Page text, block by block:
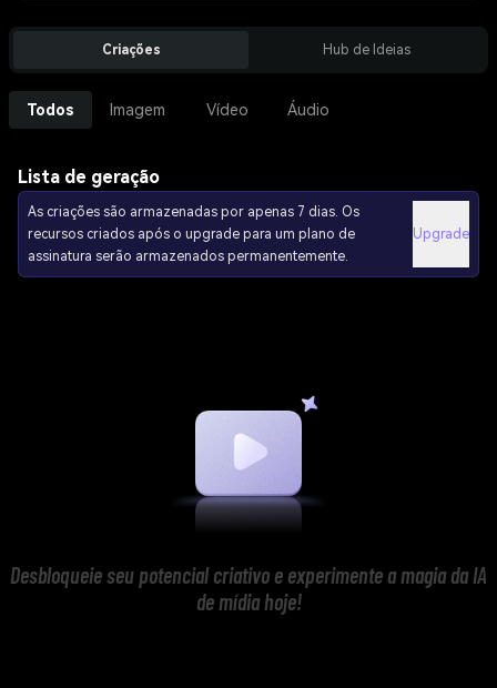
Criações Hub de Ideias
Todos Imagem Vídeo Áudio
Lista de geração
As criações são armazenadas por apenas 7 dias. Os
recursos criados após o upgrade para um plano de
assinatura serão armazenados permanentemente.
Upgrade
Desbloqueie seu potencial criativo e experimente a magia da IA
de mídia hoje!